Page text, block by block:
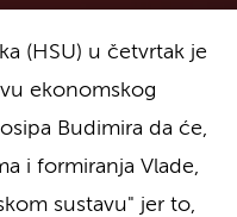
(HSU) u četvrtak je
ekonomskog
Budimira da će,
i formiranja Vlade,
sustavu" jer to,